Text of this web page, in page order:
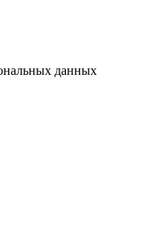
данных